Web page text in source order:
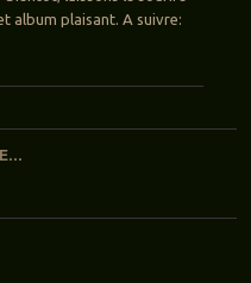
album plaisant. A suivre: